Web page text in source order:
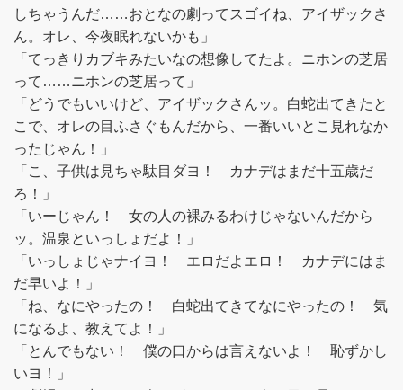
しちゃうんだ……おとなの劇ってスゴイね、アイザックさ
ん。オレ、今夜眠れないかも」
「てっきりカブキみたいなの想像してたよ。ニホンの芝居
って……ニホンの芝居って」
「どうでもいいけど、アイザックさんッ。白蛇出てきたと
こで、オレの目ふさぐもんだから、一番いいとこ見れなか
ったじゃん！」
「こ、子供は見ちゃ駄目ダヨ！ カナデはまだ十五歳だ
ろ！」
「いーじゃん！ 女の人の裸みるわけじゃないんだから
ッ。温泉といっしょだよ！」
「いっしょじゃナイヨ！ エロだよエロ！ カナデにはま
だ早いよ！」
「ね、なにやったの！ 白蛇出てきてなにやったの！ 気
になるよ、教えてよ！」
「とんでもない！ 僕の口からは言えないよ！ 恥ずかし
いヨ！」